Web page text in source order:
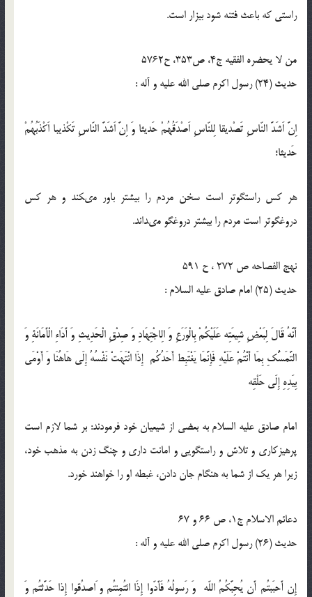
راستى كه باعث فتنه شود بيزار است.
من لا يحضره الفقيه ج4، ص353، ح5762
حدیث (24) رسول اكرم صلى الله عليه و آله :
اِنَّ اَشَدَّ النّاسِ تَصْديقا لِلنّاسِ اَصْدَقُهُمْ حَديثا وَ اِنَّ اَشَدَّ النّاسِ تَكْذيبا اَكْذَبُهُمْ
حَديثا؛
هر كس راستگوتر است سخن مردم را بيشتر باور مى‏كند و هر كس
دروغگوتر است مردم را بيشتر دروغگو مى‏داند.
نهج الفصاحه ص 272 ، ح 591
حدیث (25) امام صادق عليه السلام :
أَنَّهُ قَالَ لِبَعْضِ شِيعَتِه‏ عَلَيْكُمْ بِالْوَرَعِ وَ الِاجْتِهَادِ وَ صِدْقِ الْحَدِيثِ وَ أَدَاءِ الْأَمَانَةِ وَ
التَّمَسُّكِ بِمَا أَنْتُمْ عَلَيْهِ فَإِنَّمَا يَغْتَبِط أَحَدُكُم إِذَا انْتَهَتْ نَفْسُهُ إِلَى هَاهُنَا وَ أَوْمَى
بِيَدِهِ إِلَى حَلْقِه‏
امام صادق عليه السلام به بعضى از شيعيان خود فرمودند: بر شما لازم است
پرهيزكارى و تلاش و راستگويى و امانت دارى و چنگ زدن به مذهب خود،
زيرا هر يك از شما به هنگام جان دادن، غبطه او را خواهند خورد.
دعائم الاسلام ج1، ص 66 و 67
حدیث (26) رسول اكرم صلى الله عليه و آله :
إِن أَحبَبتُم أَن يُحِبَّكُمُ اللّه وَ رَسولُهُ فَأَدّوا إِذَا ائتُمِنتُم و َاصدُقوا إِذا حَدَّثتُم وَ